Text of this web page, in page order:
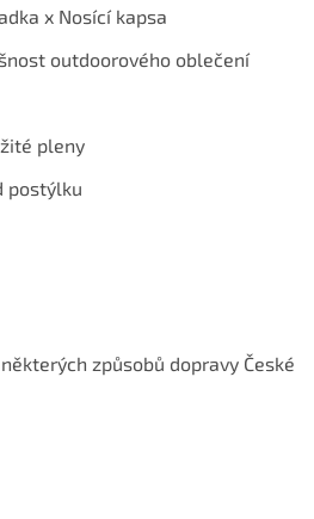
x Nosící kapsa
outdoorového oblečení
pleny
postýlku
způsobů dopravy České